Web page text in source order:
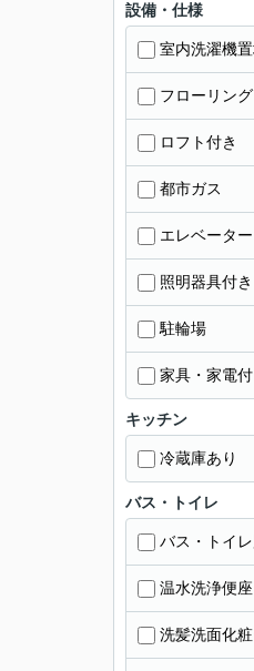
設備・仕様
室内洗濯機
フローリング
ロフト付き
都市ガス
エレベーター
照明器具付き
駐輪場
家具・家電付
キッチン
冷蔵庫あり
バス・トイレ
バス・トイレ
温水洗浄便座
洗髪洗面化